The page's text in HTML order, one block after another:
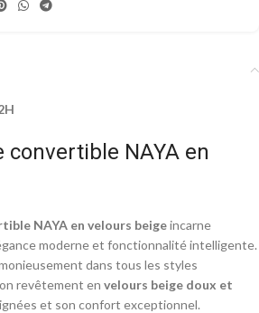
convertible NAYA en
NAYA en velours beigeincarne
moderne et fonctionnalité intelligente.
dans tous les styles
revêtement en velours beige doux et
et son confort exceptionnel.